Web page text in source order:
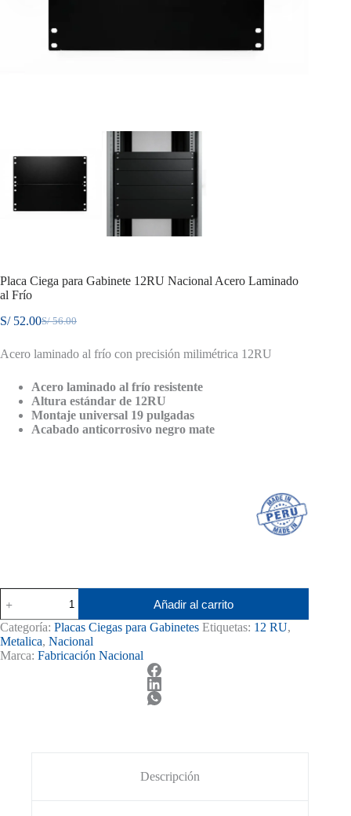
Placa Ciega para Gabinete 12RU Nacional Acero Laminado
al Frío
S/56.00
El
original
S/ 56.00.
S/52.00El
actual
S/ 52.00.
Acero laminado al frío con precisión milimétrica 12RU
Acero laminado al frío resistente
Altura estándar de 12RU
Montaje universal 19 pulgadas
Acabado anticorrosivo negro mate
Ciega
para
Gabinete
12RU
Nacional
Añadir al carrito
Categoría: Placas Ciegas para Gabinetes Etiquetas: 12 RU,
Metalica, Nacional
Marca: Fabricación Nacional
Descripción